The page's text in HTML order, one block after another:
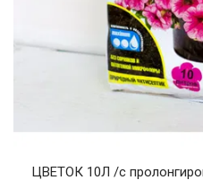
ЦВЕТОК 10Л /с